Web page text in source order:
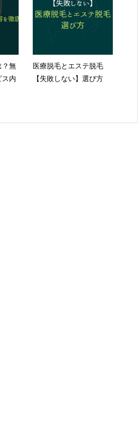
？無
内
医療脱毛とエステ脱毛
【失敗しない】選び方